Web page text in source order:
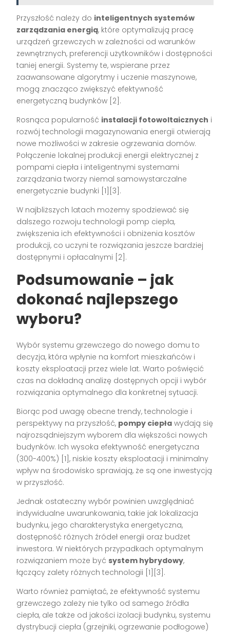
Przyszłość należy do inteligentnych systemów
zarządzania energią, które optymalizują pracę
urządzeń grzewczych w zależności od warunków
zewnętrznych, preferencji użytkowników i dostępności
taniej energii. Systemy te, wspierane przez
zaawansowane algorytmy i uczenie maszynowe,
mogą znacząco zwiększyć efektywność
energetyczną budynków [2].
Rosnąca popularność instalacji fotowoltaicznych i
rozwój technologii magazynowania energii otwierają
nowe możliwości w zakresie ogrzewania domów.
Połączenie lokalnej produkcji energii elektrycznej z
pompami ciepła i inteligentnymi systemami
zarządzania tworzy niemal samowystarczalne
energetycznie budynki [1][3].
W najbliższych latach możemy spodziewać się
dalszego rozwoju technologii pomp ciepła,
zwiększenia ich efektywności i obniżenia kosztów
produkcji, co uczyni te rozwiązania jeszcze bardziej
dostępnymi i opłacalnymi [2].
Podsumowanie – jak
dokonać najlepszego
wyboru?
Wybór systemu grzewczego do nowego domu to
decyzja, która wpłynie na komfort mieszkańców i
koszty eksploatacji przez wiele lat. Warto poświęcić
czas na dokładną analizę dostępnych opcji i wybór
rozwiązania optymalnego dla konkretnej sytuacji.
Biorąc pod uwagę obecne trendy, technologie i
perspektywy na przyszłość, pompy ciepła wydają się
najrozsądniejszym wyborem dla większości nowych
budynków. Ich wysoka efektywność energetyczna
(300-400%) [1], niskie koszty eksploatacji i minimalny
wpływ na środowisko sprawiają, że są one inwestycją
w przyszłość.
Jednak ostateczny wybór powinien uwzględniać
indywidualne uwarunkowania, takie jak lokalizacja
budynku, jego charakterystyka energetyczna,
dostępność różnych źródeł energii oraz budżet
inwestora. W niektórych przypadkach optymalnym
rozwiązaniem może być system hybrydowy,
łączący zalety różnych technologii [1][3].
Warto również pamiętać, że efektywność systemu
grzewczego zależy nie tylko od samego źródła
ciepła, ale także od jakości izolacji budynku, systemu
dystrybucji ciepła (grzejniki, ogrzewanie podłogowe)